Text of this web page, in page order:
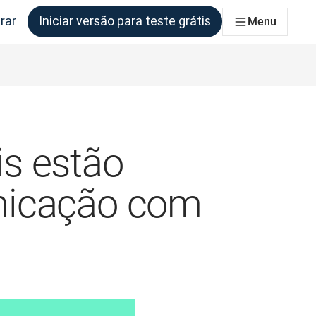
que precisam disso
Iniciar versão para teste grátis Menu
estão
com